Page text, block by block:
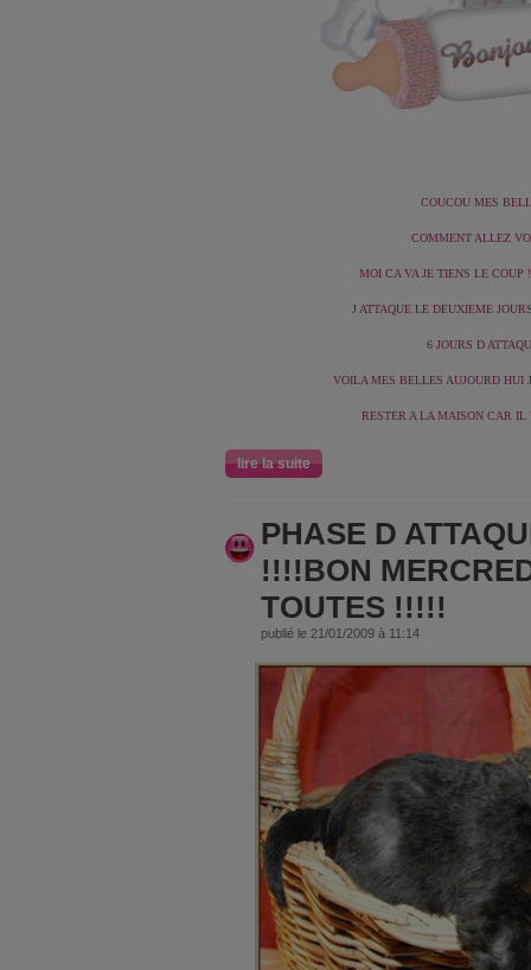
COUCOU MES
COMMENT ALLEZ
MOI CA VA JE TIENS LE COUP
J ATTAQUE LE DEUXIEME
6 JOURS D
VOILA MES BELLES AUJOURD HUI
RESTER A LA MAISON CAR IL
lire la suite
PHASE D
!!!!BON
TOUTES !!!!!
publié le 21/01/2009 à 11:14